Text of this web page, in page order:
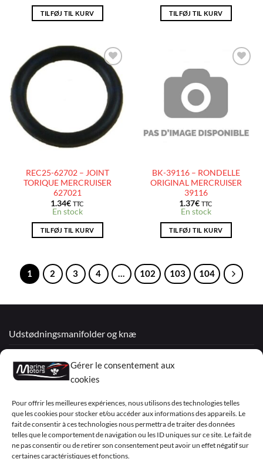
Gérer le consentement aux
cookies
Pour offrir les meilleures expériences, nous utilisons des technologies telles
que les cookies pour stocker et/ou accéder aux informations des appareils. Le
fait de consentir à ces technologies nous permettra de traiter des données
telles que le comportement de navigation ou les ID uniques sur ce site. Le fait de
ne pas consentir ou de retirer son consentement peut avoir un effet négatif sur
certaines caractéristiques et fonctions.
TILFØJ TIL KURV TILFØJ TIL KURV
AJOUTER
D’ENVIES
REC25-62702 – JOINT
TORIQUE MERCRUISER
627021
1.34€ TTC
En stock
TILFØJ TIL KURV
AJOUTER
À LA
D’ENVIES
BK-39116 – RONDELLE
ORIGINAL MERCRUISER
39116
1.37€ TTC
En stock
TILFØJ TIL KURV
1 2 3 4 … 102 103 104
Udstødningsmanifolder og knæ
Mercruiser
VOLVO PENTA / OMC
My Account